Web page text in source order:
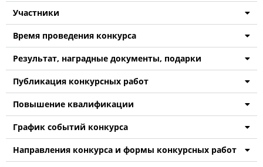
Участники
Время проведения конкурса
Результат, наградные документы, подарки
Публикация конкурсных работ
Повышение квалификации
График событий конкурса
Направления конкурса и формы конкурсных работ